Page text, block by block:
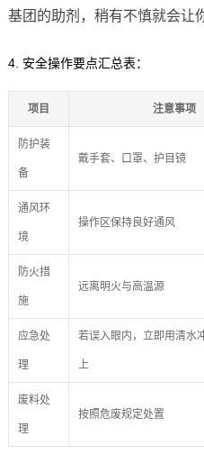
基团的助剂，稍有不慎就会让
4. 安全操作要点汇总表：
项目 注意事项
防护装
备
戴手套、口罩、护目镜
通风环
境
操作区保持良好通风
防火措
施
远离明火与高温源
应急处
理
若误入眼内，立即用清水
上
废料处
理
按照危废规定处置